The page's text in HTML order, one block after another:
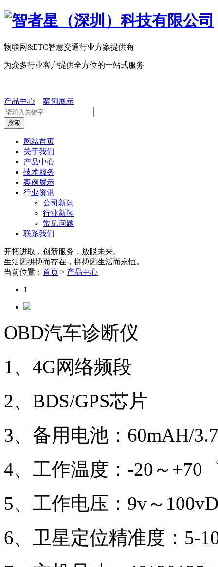
物联网&ETC智慧交通行业方案提供商
为众多行业客户提供全方位的一站式服务
产品中心 案例展示
搜索
网站首页
关于我们
产品中心
技术服务
案例展示
行业资讯
公司新闻
行业新闻
常见问题
联系我们
开拓进取，创新服务，放眼未来。
生活因拼搏而存在，拼搏因生活而永恒。
当前位置： 首页 > 产品中心
1
OBD汽车诊断仪
1、4G网络频段
2、BDS/GPS芯片
3、备用电池：60mAH/
4、工作温度：-20～+70
5、工作电压：9v～
6、卫星定位精准度：5-